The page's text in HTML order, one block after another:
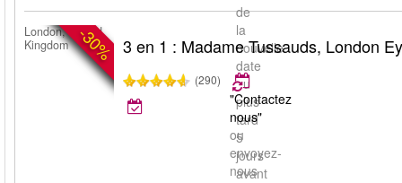
de
la
nouvelle
date
au
plus
tard
5
jours
avant
-30%
London, United
Kingdom
3 en 1 : Madame Tussauds, London
(290)
"Contactez
nous"
ou
envoyez-
nous